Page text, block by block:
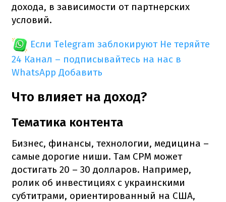
дохода, в зависимости от партнерских
условий.
Если Telegram заблокируют Не теряйте
24 Канал – подписывайтесь на нас в
WhatsApp Добавить
Что влияет на доход?
Тематика контента
Бизнес, финансы, технологии, медицина –
самые дорогие ниши. Там CPM может
достигать 20 – 30 долларов. Например,
ролик об инвестициях с украинскими
субтитрами, ориентированный на США,